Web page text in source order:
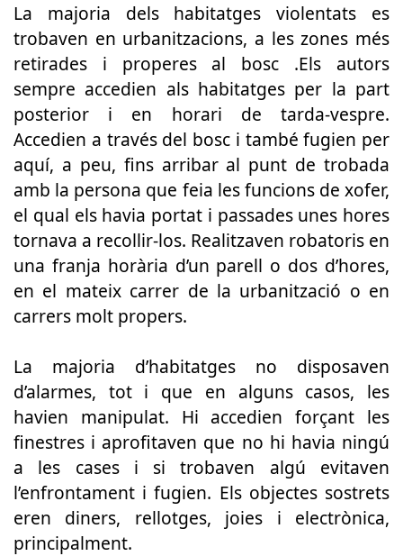
La majoria dels habitatges violentats es
trobaven en urbanitzacions, a les zones més
retirades i properes al bosc .Els autors
sempre accedien als habitatges per la part
posterior i en horari de tarda-vespre.
Accedien a través del bosc i també fugien per
aquí, a peu, fins arribar al punt de trobada
amb la persona que feia les funcions de xofer,
el qual els havia portat i passades unes hores
tornava a recollir-los. Realitzaven robatoris en
una franja horària d’un parell o dos d’hores,
en el mateix carrer de la urbanització o en
carrers molt propers.
La majoria d’habitatges no disposaven
d’alarmes, tot i que en alguns casos, les
havien manipulat. Hi accedien forçant les
finestres i aprofitaven que no hi havia ningú
a les cases i si trobaven algú evitaven
l’enfrontament i fugien. Els objectes sostrets
eren diners, rellotges, joies i electrònica,
principalment.